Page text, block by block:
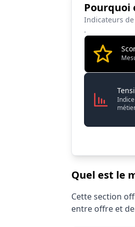
Pourquoi
Indicateurs
.
Synthèse des
Quel est le
Statistiques
Cette section
entre offre et